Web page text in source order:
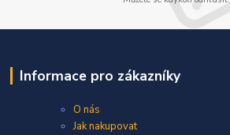
Informace pro zákazníky
O nás
Jak nakupovat